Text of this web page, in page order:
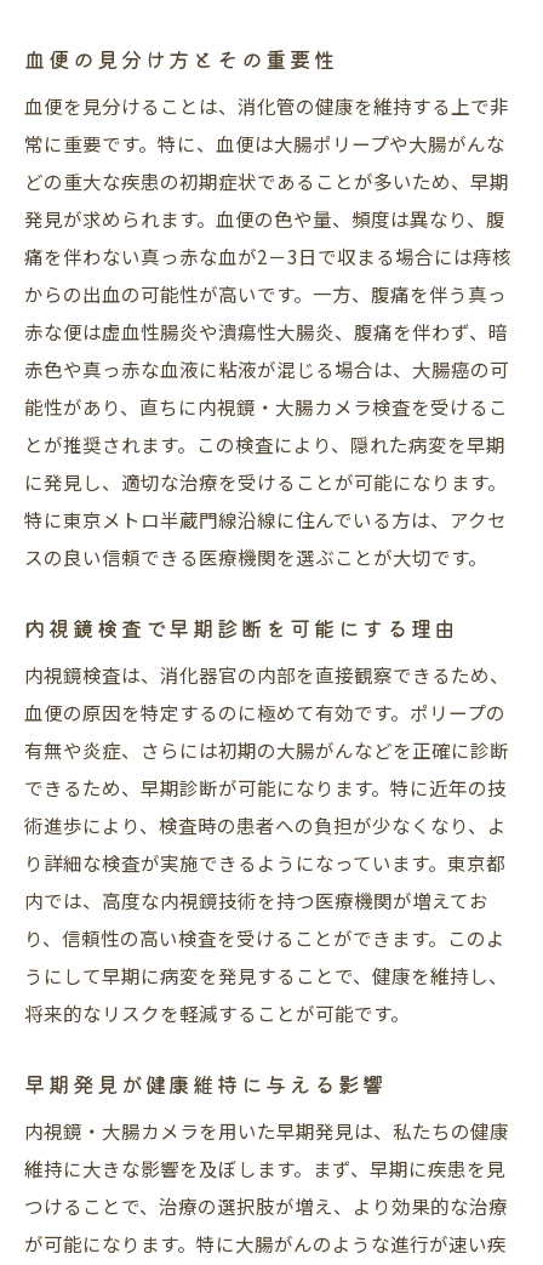
を利用した健康管理法
半蔵門線エリアでの内視鏡検査の選択肢
ロケーションを考慮した最適な医療機関の
選び方
通いやすさが健康管理に与える影響
地域で利用できる内視鏡検査の施設紹介
沿線エリアでの健康イベントと啓蒙活動
内視鏡検査の地域特化型の利便性
内視鏡・大腸カメラ検査がポリープや大腸がん
の早期発見に役立つ理由
ポリープ検出のメカニズム
大腸がんの初期症状を見逃さないために
検査によって可能になる早期治療の選択肢
検査データが示す早期発見の効果
予防医学としての内視鏡検査の位置づけ
血便の背後に潜むリスクを内視鏡・大腸カメラ
で特定する方法
血便の原因を突き止めるためのステップ
リスク特定から治療へのスムーズな流れ
内視鏡による詳細な腸内視察の重要性
関連する症状を総合的に判断する方法
検査結果に基づいた個別の健康管理
び方
信頼できる医療機関の特徴
医師の専門性と経験を確認する方法
患者の声を活用した医療機関選び
血便の見分け方とその重要性
血便を見分けることは、消化管の健康を維持する上で非
常に重要です。特に、血便は大腸ポリープや大腸がんな
どの重大な疾患の初期症状であることが多いため、早期
発見が求められます。血便の色や量、頻度は異なり、腹
痛を伴わない真っ赤な血が2－3日で収まる場合には痔核
からの出血の可能性が高いです。一方、腹痛を伴う真っ
赤な便は虚血性腸炎や潰瘍性大腸炎、腹痛を伴わず、暗
赤色や真っ赤な血液に粘液が混じる場合は、大腸癌の可
能性があり、直ちに内視鏡・大腸カメラ検査を受けるこ
とが推奨されます。この検査により、隠れた病変を早期
に発見し、適切な治療を受けることが可能になります。
特に東京メトロ半蔵門線沿線に住んでいる方は、アクセ
スの良い信頼できる医療機関を選ぶことが大切です。
内視鏡検査で早期診断を可能にする理由
内視鏡検査は、消化器官の内部を直接観察できるため、
血便の原因を特定するのに極めて有効です。ポリープの
有無や炎症、さらには初期の大腸がんなどを正確に診断
できるため、早期診断が可能になります。特に近年の技
術進歩により、検査時の患者への負担が少なくなり、よ
り詳細な検査が実施できるようになっています。東京都
内では、高度な内視鏡技術を持つ医療機関が増えてお
り、信頼性の高い検査を受けることができます。このよ
うにして早期に病変を発見することで、健康を維持し、
将来的なリスクを軽減することが可能です。
早期発見が健康維持に与える影響
内視鏡・大腸カメラを用いた早期発見は、私たちの健康
維持に大きな影響を及ぼします。まず、早期に疾患を見
つけることで、治療の選択肢が増え、より効果的な治療
が可能になります。特に大腸がんのような進行が速い疾